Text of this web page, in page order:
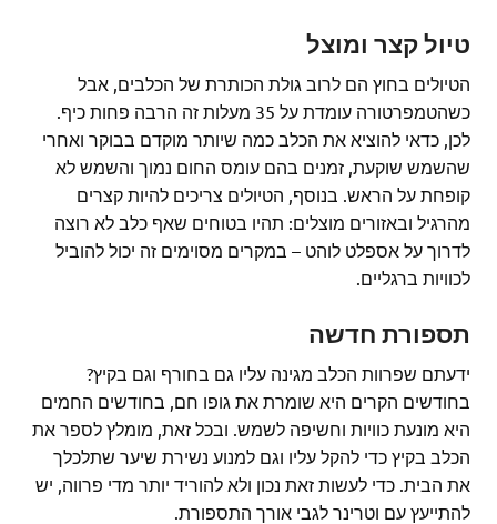
טיול קצר ומוצל
הטיולים בחוץ הם לרוב גולת הכותרת של הכלבים, אבל
כשהטמפרטורה עומדת על 35 מעלות זה הרבה פחות כיף.
לכן, כדאי להוציא את הכלב כמה שיותר מוקדם בבוקר ואחרי
שהשמש שוקעת, זמנים בהם עומס החום נמוך והשמש לא
קופחת על הראש. בנוסף, הטיולים צריכים להיות קצרים
מהרגיל ובאזורים מוצלים: תהיו בטוחים שאף כלב לא רוצה
לדרוך על אספלט לוהט – במקרים מסוימים זה יכול להוביל
לכוויות ברגליים.
תספורת חדשה
ידעתם שפרוות הכלב מגינה עליו גם בחורף וגם בקיץ?
בחודשים הקרים היא שומרת את גופו חם, בחודשים החמים
היא מונעת כוויות וחשיפה לשמש. ובכל זאת, מומלץ לספר את
הכלב בקיץ כדי להקל עליו וגם למנוע נשירת שיער שתלכלך
את הבית. כדי לעשות זאת נכון ולא להוריד יותר מדי פרווה, יש
להתייעץ עם וטרינר לגבי אורך התספורת.